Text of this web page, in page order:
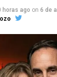
horas ago on 6 de